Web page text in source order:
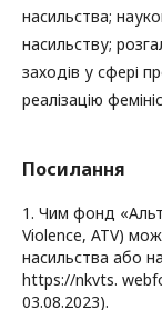
насильства;
насильству;
заходів у сфері
реалізацію
Посилання
1. Чим фонд
Violence, ATV)
насильства або
https://nkvts.
03.08.2023).